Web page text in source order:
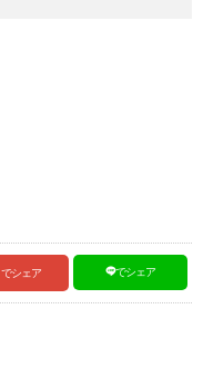
でシェア でシェア